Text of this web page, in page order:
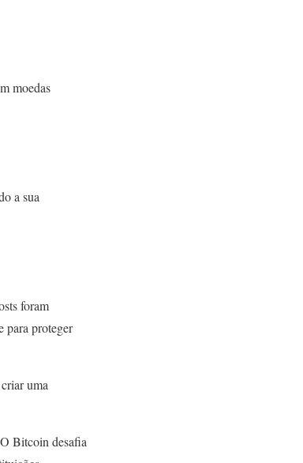
moedas
a sua
foram
para proteger
uma
Bitcoin desafia